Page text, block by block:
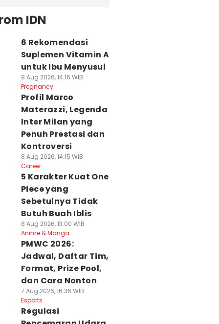
IDN
6 Rekomendasi
Suplemen Vitamin A
untuk Ibu Menyusui
8 Aug 2026, 14:16 WIB
Pregnancy
Profil Marco
Materazzi, Legenda
Inter Milan yang
Penuh Prestasi dan
Kontroversi
8 Aug 2026, 14:15 WIB
Career
5 Karakter Kuat One
Piece yang
Sebetulnya Tidak
Butuh Buah Iblis
8 Aug 2026, 13:00 WIB
Anime & Manga
PMWC 2026:
Jadwal, Daftar Tim,
Format, Prize Pool,
dan Cara Nonton
7 Aug 2026, 16:36 WIB
Esports
Regulasi